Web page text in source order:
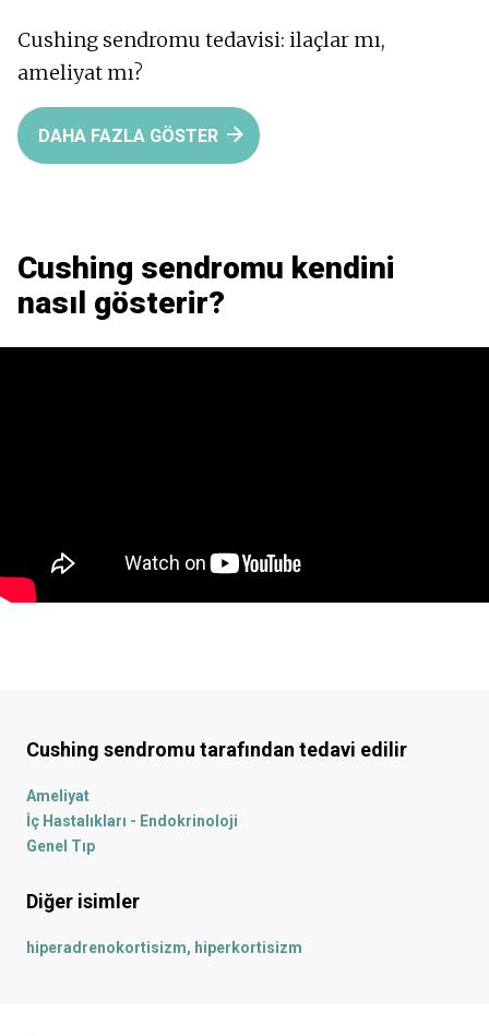
Cushing sendromu tedavisi: ilaçlar mı,
ameliyat mı?
DAHA FAZLA GÖSTER
Cushing sendromu kendini
nasıl gösterir?
Cushing sendromu tarafından tedavi edilir
Ameliyat
İç Hastalıkları - Endokrinoloji
Genel Tıp
Diğer isimler
hiperadrenokortisizm, hiperkortisizm